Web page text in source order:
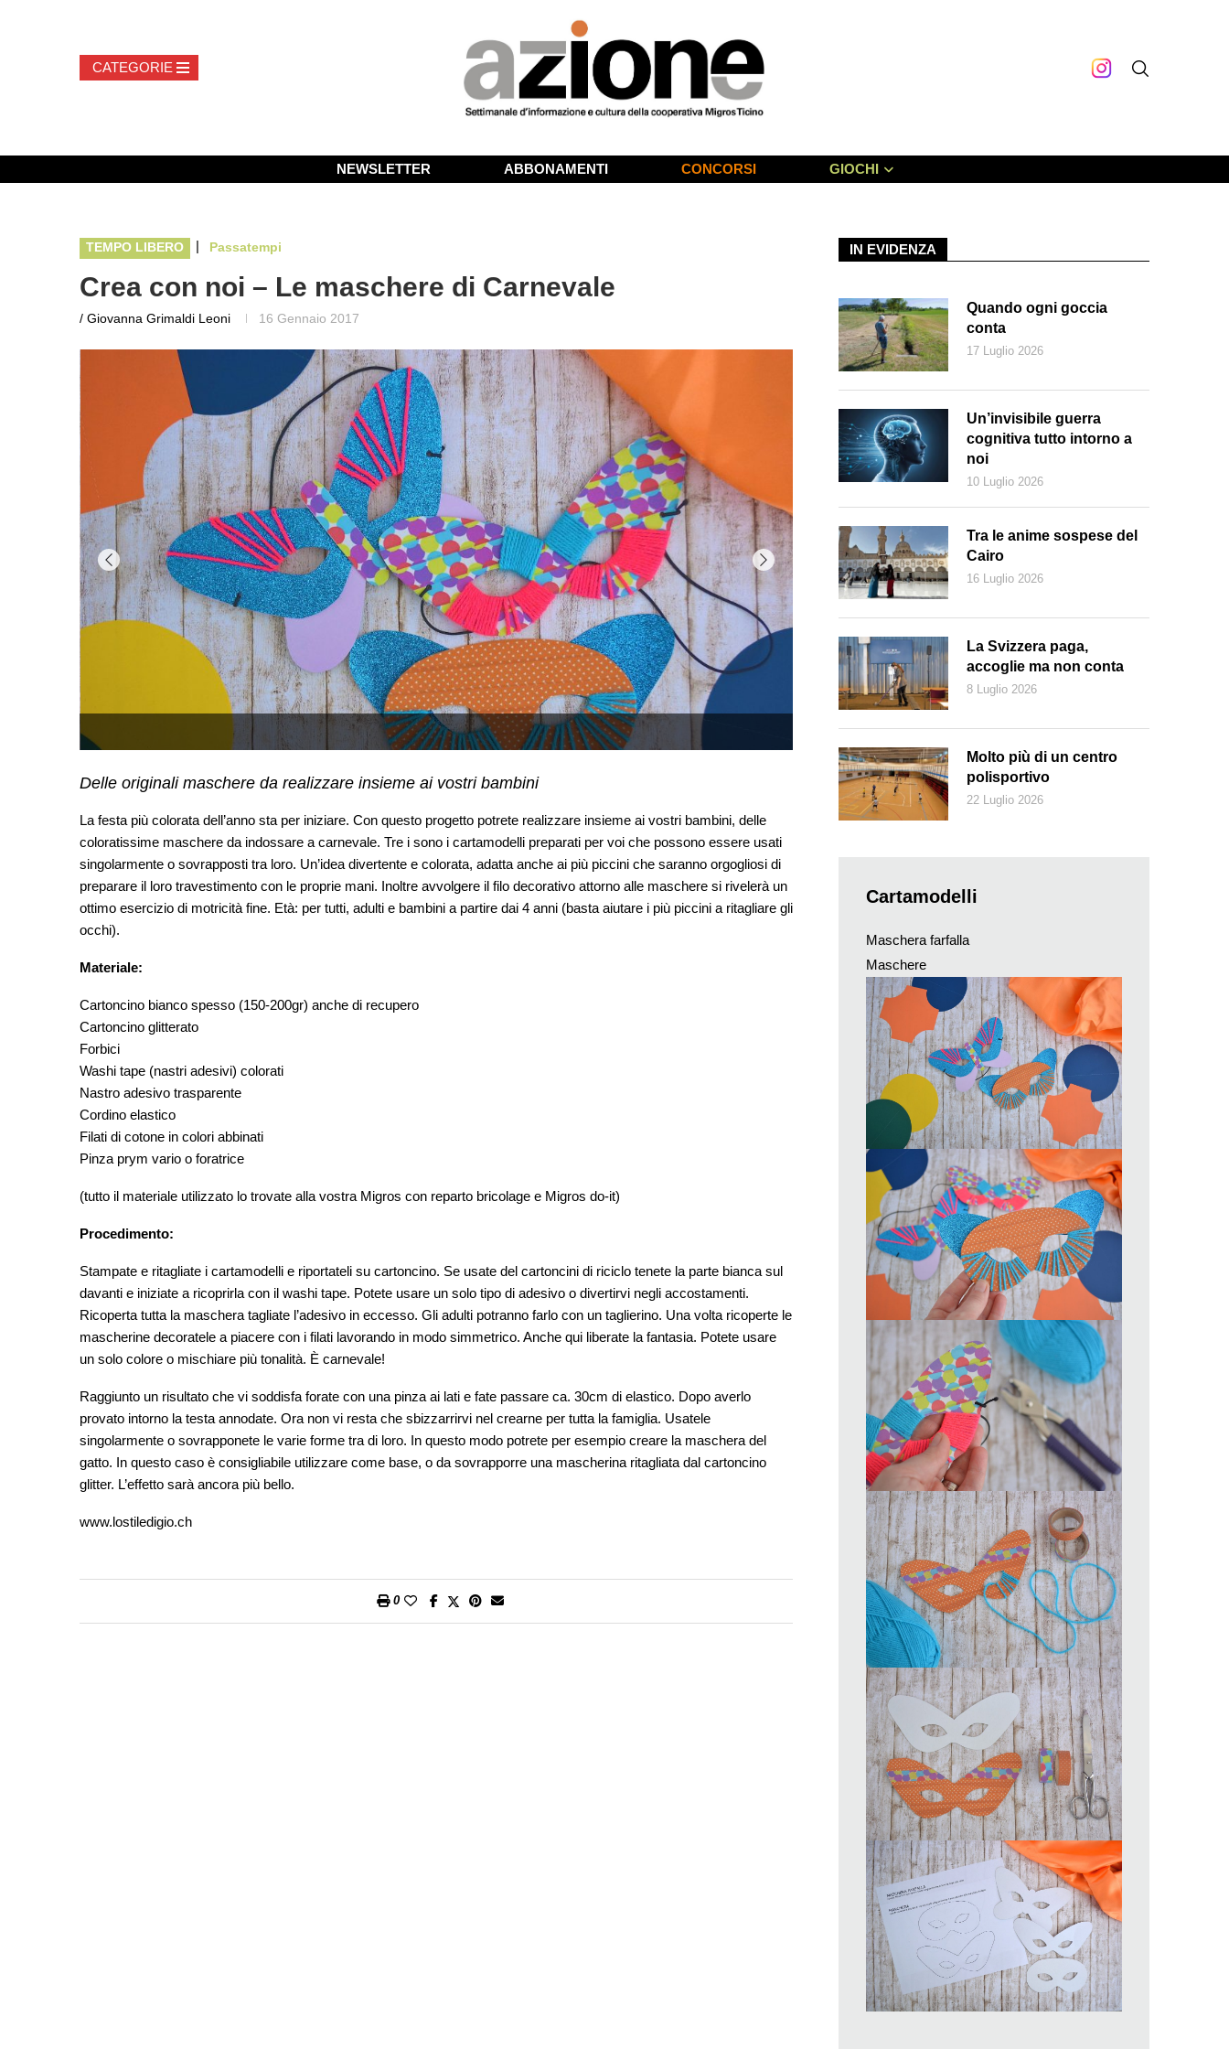
NEWSLETTER ABBONAMENTI CONCORSI GIOCHI
TEMPO LIBERO | Passatempi
Crea con noi – Le maschere di Carnevale
/ Giovanna Grimaldi Leoni 16 Gennaio 2017
Delle originali maschere da realizzare insieme ai vostri bambini
La festa più colorata dell’anno sta per iniziare. Con questo progetto potrete realizzare insieme ai vostri bambini, delle
coloratissime maschere da indossare a carnevale. Tre i sono i cartamodelli preparati per voi che possono essere usati
singolarmente o sovrapposti tra loro. Un’idea divertente e colorata, adatta anche ai più piccini che saranno orgogliosi di
preparare il loro travestimento con le proprie mani. Inoltre avvolgere il filo decorativo attorno alle maschere si rivelerà un
ottimo esercizio di motricità fine. Età: per tutti, adulti e bambini a partire dai 4 anni (basta aiutare i più piccini a ritagliare gli
occhi).
Materiale:
Cartoncino bianco spesso (150-200gr) anche di recupero
Cartoncino glitterato
Forbici
Washi tape (nastri adesivi) colorati
Nastro adesivo trasparente
Cordino elastico
Filati di cotone in colori abbinati
Pinza prym vario o foratrice
(tutto il materiale utilizzato lo trovate alla vostra Migros con reparto bricolage e Migros do-it)
Procedimento:
Stampate e ritagliate i cartamodelli e riportateli su cartoncino. Se usate del cartoncini di riciclo tenete la parte bianca sul
davanti e iniziate a ricoprirla con il washi tape. Potete usare un solo tipo di adesivo o divertirvi negli accostamenti.
Ricoperta tutta la maschera tagliate l’adesivo in eccesso. Gli adulti potranno farlo con un taglierino. Una volta ricoperte le
mascherine decoratele a piacere con i filati lavorando in modo simmetrico. Anche qui liberate la fantasia. Potete usare
un solo colore o mischiare più tonalità. È carnevale!
Raggiunto un risultato che vi soddisfa forate con una pinza ai lati e fate passare ca. 30cm di elastico. Dopo averlo
provato intorno la testa annodate. Ora non vi resta che sbizzarrirvi nel crearne per tutta la famiglia. Usatele
singolarmente o sovrapponete le varie forme tra di loro. In questo modo potrete per esempio creare la maschera del
gatto. In questo caso è consigliabile utilizzare come base, o da sovrapporre una mascherina ritagliata dal cartoncino
glitter. L’effetto sarà ancora più bello.
www.lostiledigio.ch
0
IN EVIDENZA
Quando ogni goccia
conta
17 Luglio 2026
Un’invisibile guerra
cognitiva tutto intorno a
noi
10 Luglio 2026
Tra le anime sospese del
Cairo
16 Luglio 2026
La Svizzera paga,
accoglie ma non conta
8 Luglio 2026
Molto più di un centro
polisportivo
22 Luglio 2026
Cartamodelli
Maschera farfalla
Maschere